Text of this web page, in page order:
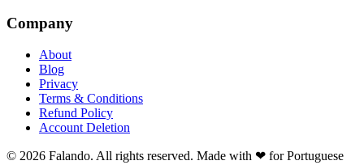
Company
About
Blog
Privacy
Terms & Conditions
Refund Policy
Account Deletion
© 2026 Falando. All rights reserved. Made with ❤ for Portuguese